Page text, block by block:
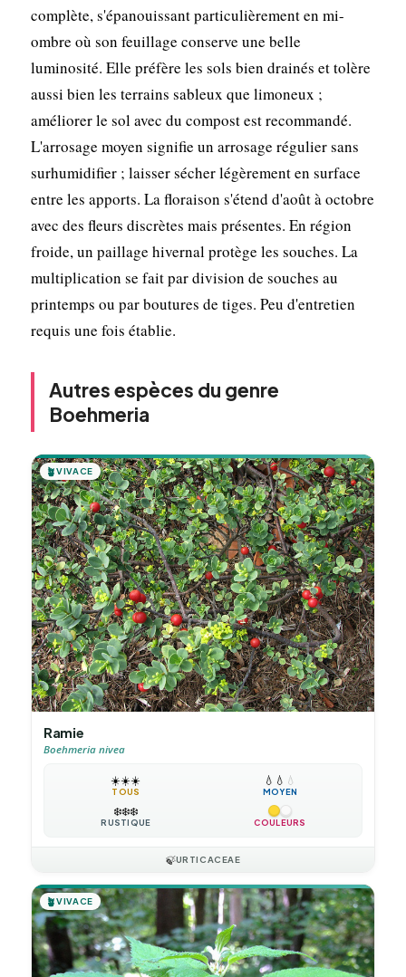
complète, s'épanouissant particulièrement en mi-
ombre où son feuillage conserve une belle
luminosité. Elle préfère les sols bien drainés et tolère
aussi bien les terrains sableux que limoneux ;
améliorer le sol avec du compost est recommandé.
L'arrosage moyen signifie un arrosage régulier sans
surhumidifier ; laisser sécher légèrement en surface
entre les apports. La floraison s'étend d'août à octobre
avec des fleurs discrètes mais présentes. En région
froide, un paillage hivernal protège les souches. La
multiplication se fait par division de souches au
printemps ou par boutures de tiges. Peu d'entretien
requis une fois établie.
Autres espèces du genre
Boehmeria
🪴VIVACE
Ramie
Boehmeria nivea
☀️☀️☀️
TOUS
💧 💧 💧
MOYEN
❄️❄️❄️
RUSTIQUE COULEURS
🍃URTICACEAE
🪴VIVACE